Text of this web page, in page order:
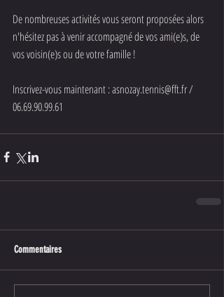
De nombreuses activités vous seront proposées alors
n'hésitez pas à venir accompagné de vos ami(e)s, de
vos voisin(e)s ou de votre famille !
Inscrivez-vous maintenant : asnozay.tennis@fft.fr /
06.69.90.99.61
Commentaires